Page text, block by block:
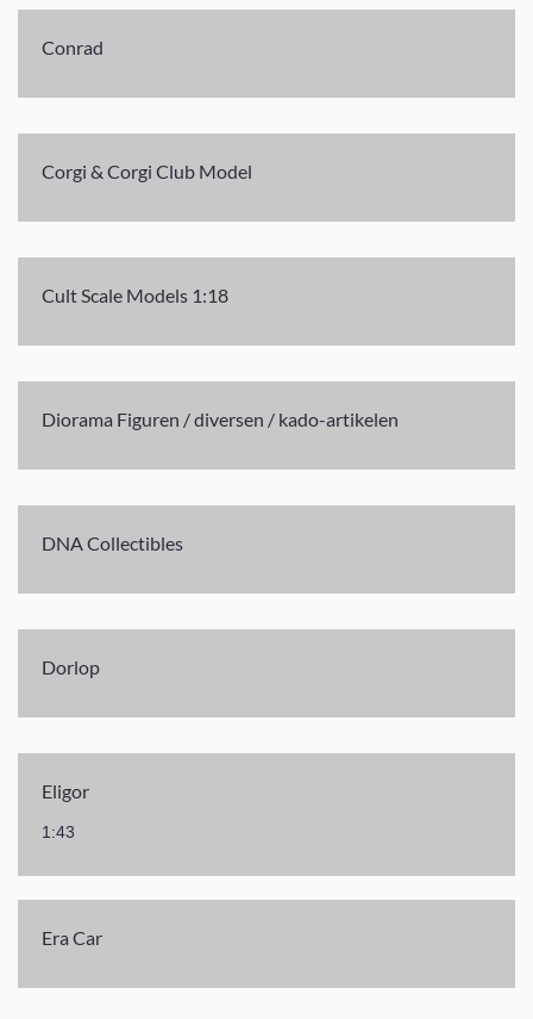
Conrad
Corgi & Corgi Club Model
Cult Scale Models 1:18
Diorama Figuren / diversen / kado-artikelen
DNA Collectibles
Dorlop
Eligor
1:43
Era Car